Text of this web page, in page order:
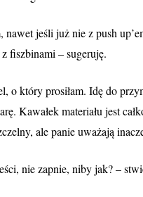
nawet jeśli już nie z push
fiszbinami – sugeruję.
o który prosiłam. Idę do
Kawałek materiału jest
ale panie uważają
nie zapnie, niby jak? –